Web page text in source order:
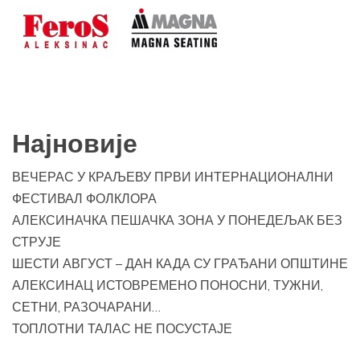
Најновије
ВЕЧЕРАС У КРАЉЕВУ ПРВИ ИНТЕРНАЦИОНАЛНИ
ФЕСТИВАЛ ФОЛКЛОРА
АЛЕКСИНАЧКА ПЕШАЧКА ЗОНА У ПОНЕДЕЉАК БЕЗ
СТРУЈЕ
ШЕСТИ АВГУСТ – ДАН КАДА СУ ГРАЂАНИ ОПШТИНЕ
АЛЕКСИНАЦ ИСТОВРЕМЕНО ПОНОСНИ, ТУЖНИ,
СЕТНИ, РАЗОЧАРАНИ…
ТОПЛОТНИ ТАЛАС НЕ ПОСУСТАЈЕ